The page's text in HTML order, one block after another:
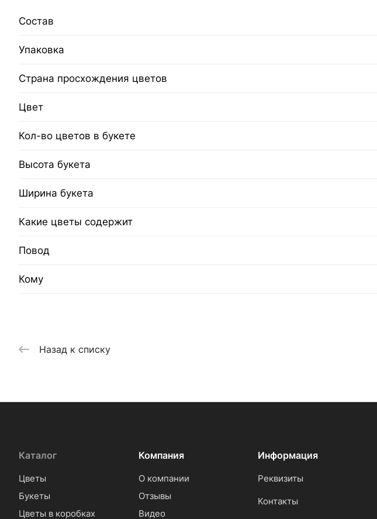
Состав
Упаковка
Страна просхождения цветов
Цвет
Кол-во цветов в букете
Высота букета
Ширина букета
Какие цветы содержит
Повод
Кому
Назад к списку
Каталог
Цветы
Букеты
Цветы в коробках
Компания
О компании
Отзывы
Видео
Информация
Реквизиты
Контакты